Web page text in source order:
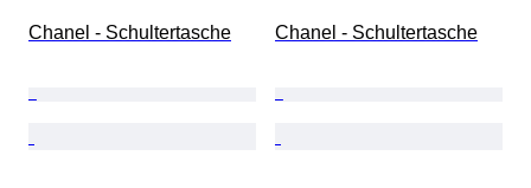
Chanel - Schultertasche Chanel - Schultertasche